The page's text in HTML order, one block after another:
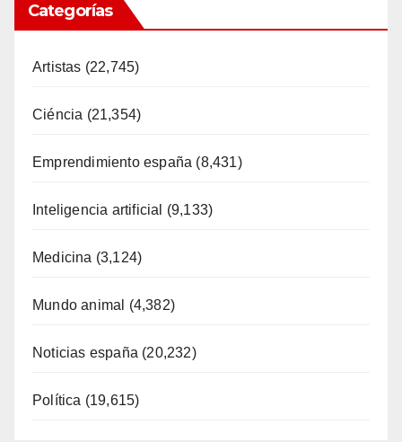
Categorías
Artistas (22,745)
Ciéncia (21,354)
Emprendimiento españa (8,431)
Inteligencia artificial (9,133)
Medicina (3,124)
Mundo animal (4,382)
Noticias españa (20,232)
Política (19,615)